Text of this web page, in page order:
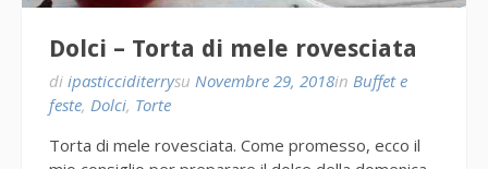
Dolci – Torta di mele rovesciata
di ipasticciditerrysu Novembre 29, 2018in Buffet e
feste, Dolci, Torte
Torta di mele rovesciata. Come promesso, ecco il